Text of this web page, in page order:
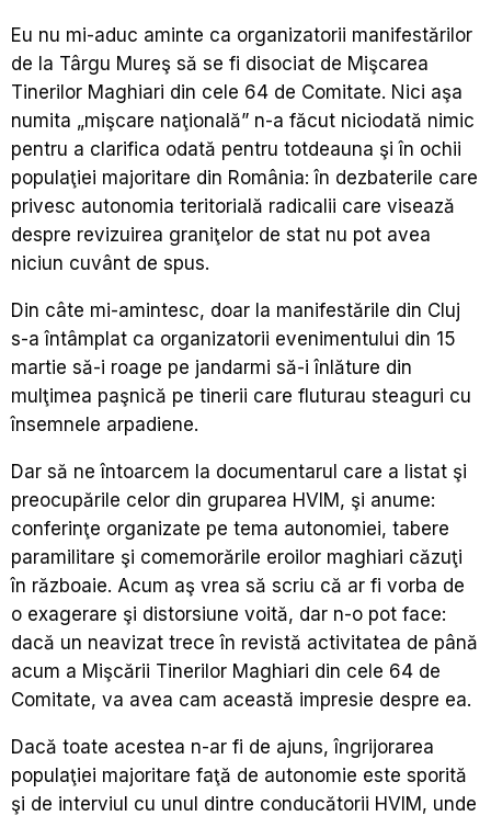
Eu nu mi-aduc aminte ca organizatorii manifestărilor
de la Târgu Mureş să se fi disociat de Mişcarea
Tinerilor Maghiari din cele 64 de Comitate. Nici aşa
numita „mişcare naţională” n-a făcut niciodată nimic
pentru a clarifica odată pentru totdeauna şi în ochii
populaţiei majoritare din România: în dezbaterile care
privesc autonomia teritorială radicalii care visează
despre revizuirea graniţelor de stat nu pot avea
niciun cuvânt de spus.
Din câte mi-amintesc, doar la manifestările din Cluj
s-a întâmplat ca organizatorii evenimentului din 15
martie să-i roage pe jandarmi să-i înlăture din
mulţimea paşnică pe tinerii care fluturau steaguri cu
însemnele arpadiene.
Dar să ne întoarcem la documentarul care a listat şi
preocupările celor din gruparea HVIM, şi anume:
conferinţe organizate pe tema autonomiei, tabere
paramilitare şi comemorările eroilor maghiari căzuţi
în războaie. Acum aş vrea să scriu că ar fi vorba de
o exagerare şi distorsiune voită, dar n-o pot face:
dacă un neavizat trece în revistă activitatea de până
acum a Mişcării Tinerilor Maghiari din cele 64 de
Comitate, va avea cam această impresie despre ea.
Dacă toate acestea n-ar fi de ajuns, îngrijorarea
populaţiei majoritare faţă de autonomie este sporită
şi de interviul cu unul dintre conducătorii HVIM, unde